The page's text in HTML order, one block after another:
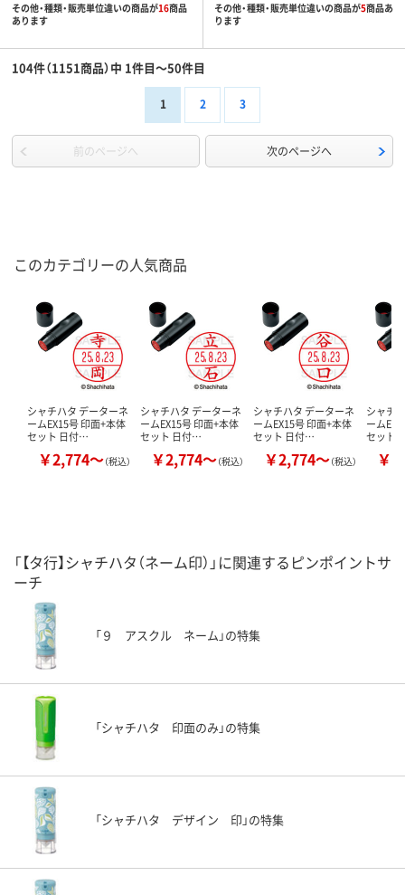
その他・種類・販売単位違いの商品が16商品
あります
その他・種類・販売単位違いの商品が5商品あ
ります
104件（1151商品）中 1件目～50件目
1 2 3
前のページへ 次のページへ
このカテゴリーの人気商品
シャチハタ データーネ
ームEX15号 印面+本体
セット 日付…
￥2,774～（税込）
シャチハタ データーネ
ームEX15号 印面+本体
セット 日付…
￥2,774～（税込）
シャチハタ データーネ
ームEX15号 印面+本体
セット 日付…
￥2,774～（税込）
シャチ
ーム
セット
￥
「【タ行】シャチハタ（ネーム印）」に関連するピンポイントサ
ーチ
「９ アスクル ネーム」の特集
「シャチハタ 印面のみ」の特集
「シャチハタ デザイン 印」の特集